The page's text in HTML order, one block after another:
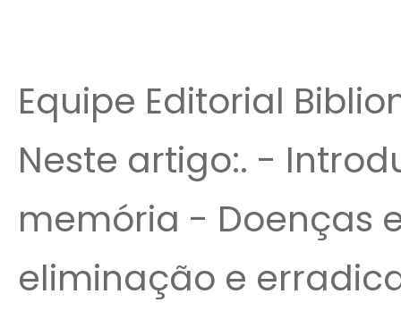
Equipe Editorial
Neste artigo:. -
memória - Doenças
eliminação e